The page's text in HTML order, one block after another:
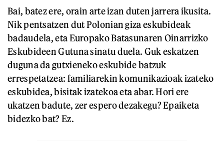
Bai, batez ere, orain arte izan duten jarrera ikusita.
Nik pentsatzen dut Polonian giza eskubideak
badaudela, eta Europako Batasunaren Oinarrizko
Eskubideen Gutuna sinatu duela. Guk eskatzen
duguna da gutxieneko eskubide batzuk
errespetatzea: familiarekin komunikazioak izateko
eskubidea, bisitak izatekoa eta abar. Hori ere
ukatzen badute, zer espero dezakegu? Epaiketa
bidezko bat? Ez.